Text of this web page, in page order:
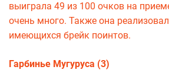
выиграла 49 из 100 очков на
очень много. Также она
имеющихся брейк поинтов.
Гарбинье Мугуруса (3)